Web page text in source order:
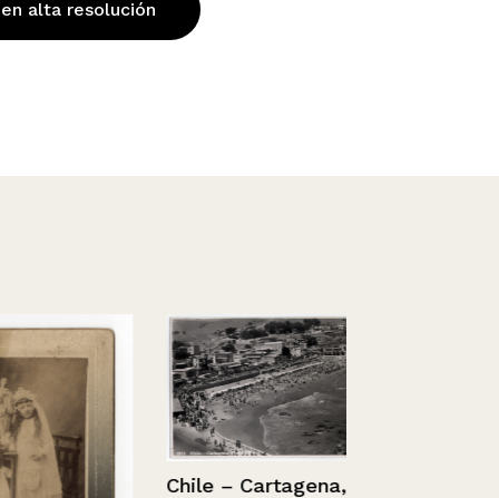
alta resolución
Chile – Cartagena,